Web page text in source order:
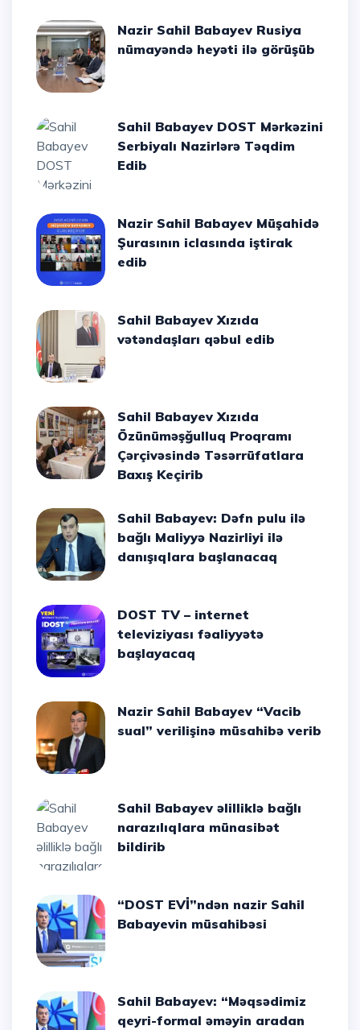
Nazir Sahil Babayev Rusiya
nümayəndə heyəti ilə görüşüb
Sahil Babayev DOST Mərkəzini
Serbiyalı Nazirlərə Təqdim
Edib
Nazir Sahil Babayev Müşahidə
Şurasının iclasında iştirak
edib
Sahil Babayev Xızıda
vətəndaşları qəbul edib
Sahil Babayev Xızıda
Özünüməşğulluq Proqramı
Çərçivəsində Təsərrüfatlara
Baxış Keçirib
Sahil Babayev: Dəfn pulu ilə
bağlı Maliyyə Nazirliyi ilə
danışıqlara başlanacaq
DOST TV – internet
televiziyası fəaliyyətə
başlayacaq
Nazir Sahil Babayev “Vacib
sual” verilişinə müsahibə verib
Sahil Babayev əlilliklə bağlı
narazılıqlara münasibət
bildirib
“DOST EVİ”ndən nazir Sahil
Babayevin müsahibəsi
Sahil Babayev: “Məqsədimiz
qeyri-formal əməyin aradan